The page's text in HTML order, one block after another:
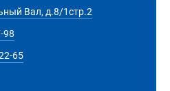
Вал, д.8/1стр.2
98
65